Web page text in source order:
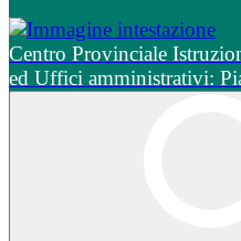
Centro Provinciale
ed Uffici amministrativi: